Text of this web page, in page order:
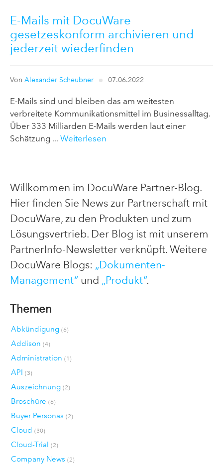
E-Mails mit DocuWare
gesetzeskonform archivieren und
jederzeit wiederfinden
Von Alexander Scheubner 07.06.2022
E-Mails sind und bleiben das am weitesten
verbreitete Kommunikationsmittel im Businessalltag.
Über 333 Milliarden E-Mails werden laut einer
Schätzung ... Weiterlesen
Willkommen im DocuWare Partner-Blog.
Hier finden Sie News zur Partnerschaft mit
DocuWare, zu den Produkten und zum
Lösungsvertrieb. Der Blog ist mit unserem
PartnerInfo-Newsletter verknüpft. Weitere
DocuWare Blogs: „Dokumenten-
Management“ und „Produkt“.
Themen
Abkündigung (6)
Addison (4)
Administration (1)
API (3)
Auszeichnung (2)
Broschüre (6)
Buyer Personas (2)
Cloud (30)
Cloud-Trial (2)
Company News (2)